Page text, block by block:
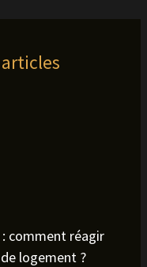
comment réagir
logement ?